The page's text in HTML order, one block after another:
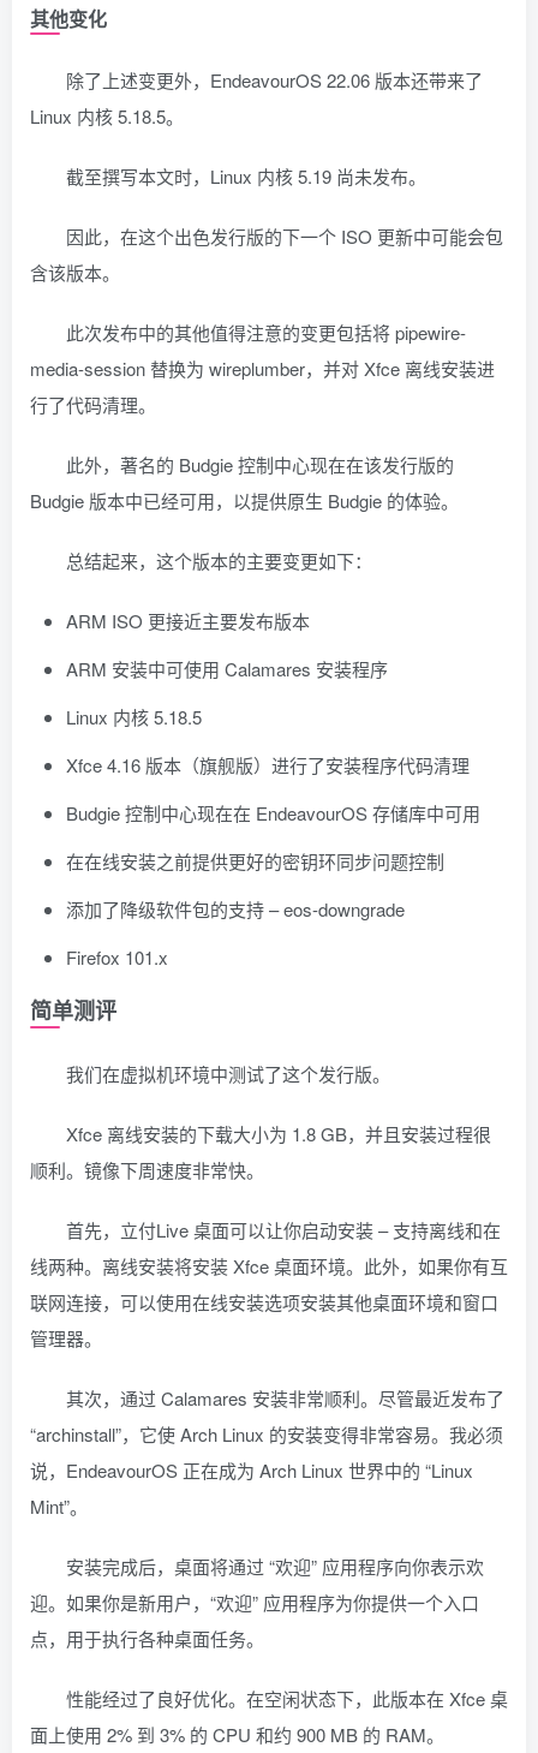
其他变化
除了上述变更外，EndeavourOS 22.06 版本还带来了
Linux 内核 5.18.5。
截至撰写本文时，Linux 内核 5.19 尚未发布。
因此，在这个出色发行版的下一个 ISO 更新中可能会包
含该版本。
此次发布中的其他值得注意的变更包括将 pipewire-
media-session 替换为 wireplumber，并对 Xfce 离线安装进
行了代码清理。
此外，著名的 Budgie 控制中心现在在该发行版的
Budgie 版本中已经可用，以提供原生 Budgie 的体验。
总结起来，这个版本的主要变更如下：
ARM ISO 更接近主要发布版本
ARM 安装中可使用 Calamares 安装程序
Linux 内核 5.18.5
Xfce 4.16 版本（旗舰版）进行了安装程序代码清理
Budgie 控制中心现在在 EndeavourOS 存储库中可用
在在线安装之前提供更好的密钥环同步问题控制
添加了降级软件包的支持 – eos-downgrade
Firefox 101.x
简单测评
我们在虚拟机环境中测试了这个发行版。
Xfce 离线安装的下载大小为 1.8 GB，并且安装过程很
顺利。镜像下周速度非常快。
首先，立付Live 桌面可以让你启动安装 – 支持离线和在
线两种。离线安装将安装 Xfce 桌面环境。此外，如果你有互
联网连接，可以使用在线安装选项安装其他桌面环境和窗口
管理器。
其次，通过 Calamares 安装非常顺利。尽管最近发布了
“archinstall”，它使 Arch Linux 的安装变得非常容易。我必须
说，EndeavourOS 正在成为 Arch Linux 世界中的 “Linux
Mint”。
安装完成后，桌面将通过 “欢迎” 应用程序向你表示欢
迎。如果你是新用户，“欢迎” 应用程序为你提供一个入口
点，用于执行各种桌面任务。
性能经过了良好优化。在空闲状态下，此版本在 Xfce 桌
面上使用 2% 到 3% 的 CPU 和约 900 MB 的 RAM。